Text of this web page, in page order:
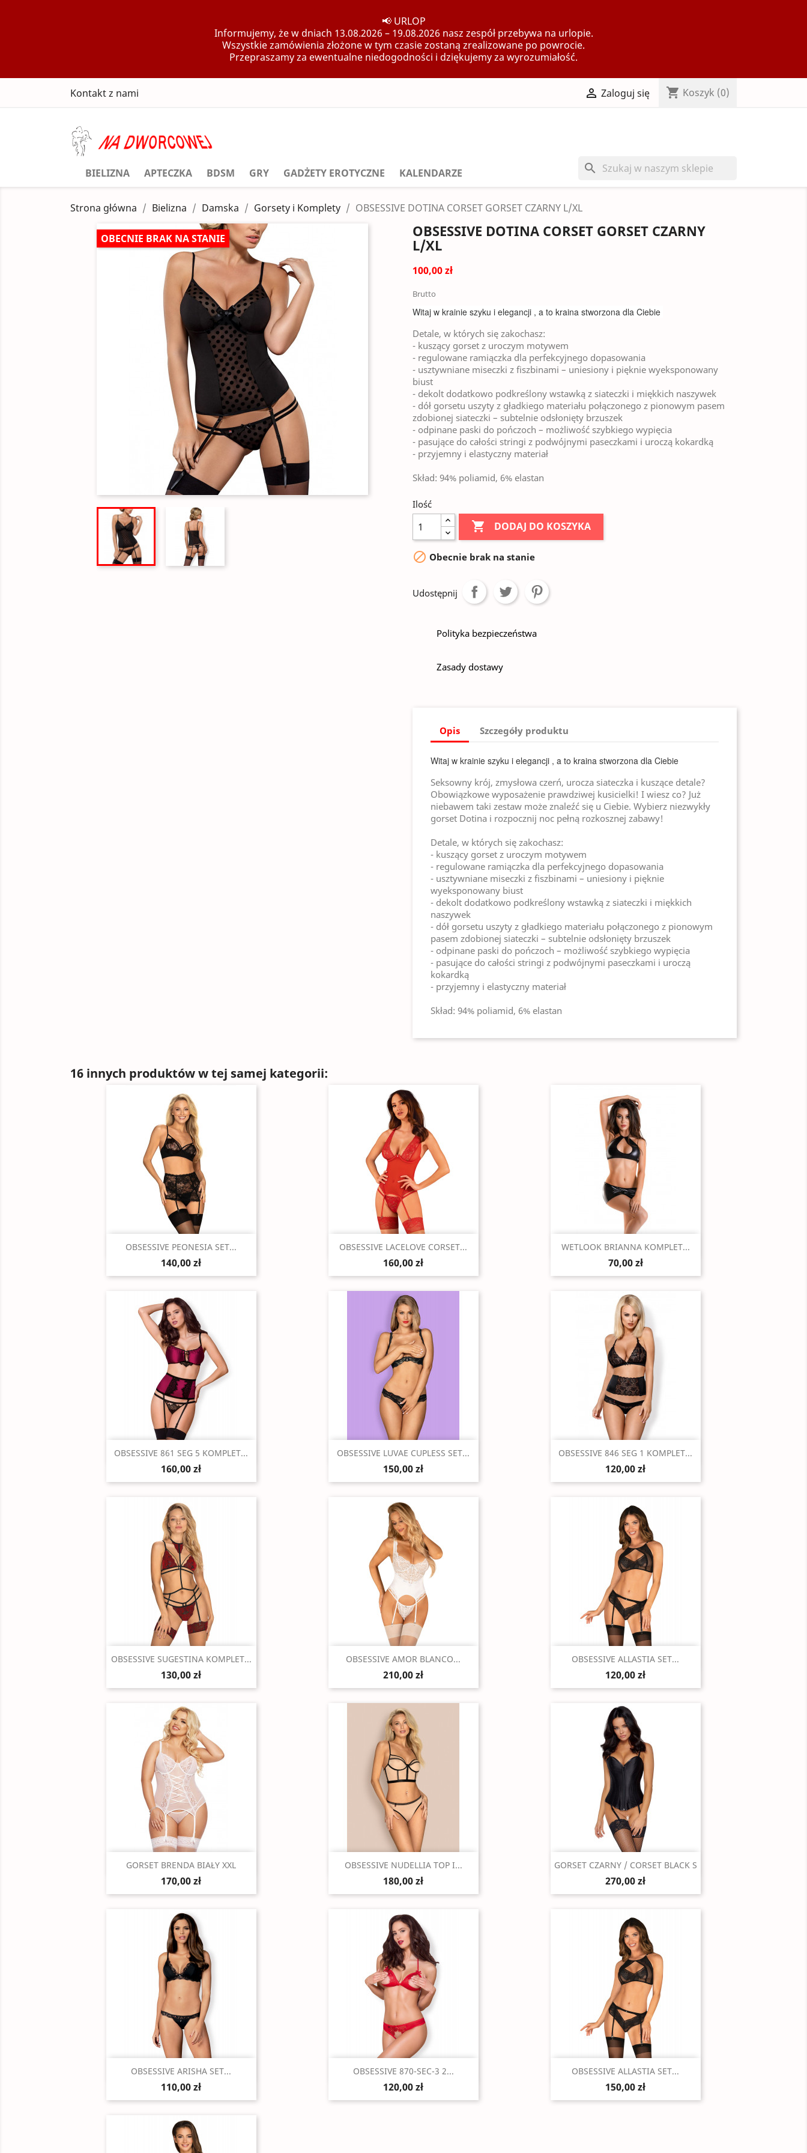
📢 URLOP
Informujemy, że w dniach 13.08.2026 – 19.08.2026 nasz zespół przebywa na urlopie.
Wszystkie zamówienia złożone w tym czasie zostaną zrealizowane po powrocie.
Przepraszamy za ewentualne niedogodności i dziękujemy za wyrozumiałość.
Kontakt z nami  Zaloguj się shopping_cart Koszyk (0)
BIELIZNA APTECZKA BDSM GRY GADŻETY EROTYCZNE KALENDARZE search
Strona główna Bielizna Damska Gorsety i Komplety OBSESSIVE DOTINA CORSET GORSET CZARNY L/XL
OBECNIE BRAK NA STANIE
OBSESSIVE DOTINA CORSET GORSET CZARNY
L/XL
100,00 zł
Brutto
Witaj w krainie szyku i elegancji , a to kraina stworzona dla Ciebie
Detale, w których się zakochasz:
- kuszący gorset z uroczym motywem
- regulowane ramiączka dla perfekcyjnego dopasowania
- usztywniane miseczki z fiszbinami – uniesiony i pięknie wyeksponowany
biust
- dekolt dodatkowo podkreślony wstawką z siateczki i miękkich naszywek
- dół gorsetu uszyty z gładkiego materiału połączonego z pionowym pasem
zdobionej siateczki – subtelnie odsłonięty brzuszek
- odpinane paski do pończoch – możliwość szybkiego wypięcia
- pasujące do całości stringi z podwójnymi paseczkami i uroczą kokardką
- przyjemny i elastyczny materiał
Skład: 94% poliamid, 6% elastan
Ilość
 DODAJ DO KOSZYKA
 Obecnie brak na stanie
Udostępnij
Polityka bezpieczeństwa
Zasady dostawy
Opis Szczegóły produktu
Witaj w krainie szyku i elegancji , a to kraina stworzona dla Ciebie
Seksowny krój, zmysłowa czerń, urocza siateczka i kuszące detale?
Obowiązkowe wyposażenie prawdziwej kusicielki! I wiesz co? Już
niebawem taki zestaw może znaleźć się u Ciebie. Wybierz niezwykły
gorset Dotina i rozpocznij noc pełną rozkosznej zabawy!
Detale, w których się zakochasz:
- kuszący gorset z uroczym motywem
- regulowane ramiączka dla perfekcyjnego dopasowania
- usztywniane miseczki z fiszbinami – uniesiony i pięknie
wyeksponowany biust
- dekolt dodatkowo podkreślony wstawką z siateczki i miękkich
naszywek
- dół gorsetu uszyty z gładkiego materiału połączonego z pionowym
pasem zdobionej siateczki – subtelnie odsłonięty brzuszek
- odpinane paski do pończoch – możliwość szybkiego wypięcia
- pasujące do całości stringi z podwójnymi paseczkami i uroczą
kokardką
- przyjemny i elastyczny materiał
Skład: 94% poliamid, 6% elastan
16 innych produktów w tej samej kategorii:
Szybki podgląd
OBSESSIVE PEONESIA SET...
140,00 zł
Szybki podgląd
OBSESSIVE LACELOVE CORSET...
160,00 zł
Szybki podgląd
WETLOOK BRIANNA KOMPLET...
70,00 zł
Szybki podgląd
OBSESSIVE 861 SEG 5 KOMPLET...
160,00 zł
Szybki podgląd
OBSESSIVE LUVAE CUPLESS SET...
150,00 zł
Szybki podgląd
OBSESSIVE 846 SEG 1 KOMPLET...
120,00 zł
Szybki podgląd
OBSESSIVE SUGESTINA KOMPLET...
130,00 zł
Szybki podgląd
OBSESSIVE AMOR BLANCO...
210,00 zł
Szybki podgląd
OBSESSIVE ALLASTIA SET...
120,00 zł
Szybki podgląd
GORSET BRENDA BIAŁY XXL
170,00 zł
Szybki podgląd
OBSESSIVE NUDELLIA TOP I...
180,00 zł
Szybki podgląd
GORSET CZARNY / CORSET BLACK S
270,00 zł
Szybki podgląd
OBSESSIVE ARISHA SET...
110,00 zł
Szybki podgląd
OBSESSIVE 870-SEC-3 2...
120,00 zł
Szybki podgląd
OBSESSIVE ALLASTIA SET...
150,00 zł